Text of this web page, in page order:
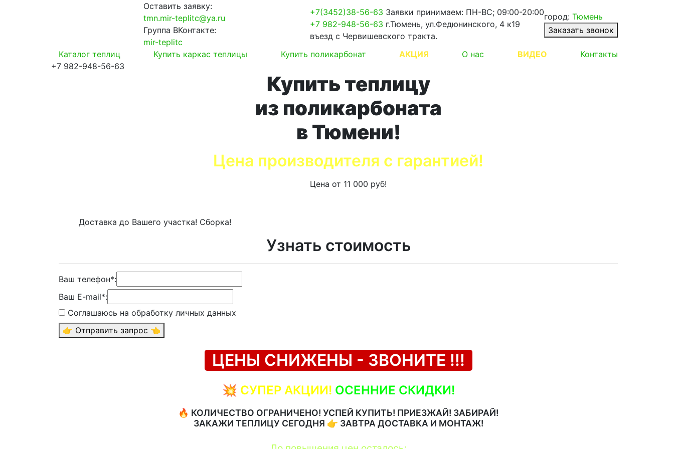
Оставить заявку:
tmn.mir-teplitc@ya.ru
Группа ВКонтакте:
mir-teplitc
+7(3452)38-56-63 Заявки принимаем: ПН-ВС; 09:00-20:00
+7 982-948-56-63 г.Тюмень, ул.Федюнинского, 4 к19
въезд с Червишевского тракта.
город: Тюмень
Заказать звонок
Каталог теплиц Купить каркас теплицы Купить поликарбонат АКЦИЯ О нас ВИДЕО
Контакты
+7 982-948-56-63
Купить теплицу
из поликарбоната
в Тюмени!
Цена производителя с гарантией!
Цена от 11 000 руб!
Доставка до Вашего участка! Сборка!
Узнать стоимость
Ваш телефон*:
Ваш E-mail*:
Соглашаюсь на обработку личных данных
👉 Отправить запрос 👈
ЦЕНЫ СНИЖЕНЫ - ЗВОНИТЕ !!!
💥 СУПЕР АКЦИИ! ОСЕННИЕ СКИДКИ!
🔥 КОЛИЧЕСТВО ОГРАНИЧЕНО! УСПЕЙ КУПИТЬ! ПРИЕЗЖАЙ! ЗАБИРАЙ!
ЗАКАЖИ ТЕПЛИЦУ СЕГОДНЯ 👉 ЗАВТРА ДОСТАВКА И МОНТАЖ!